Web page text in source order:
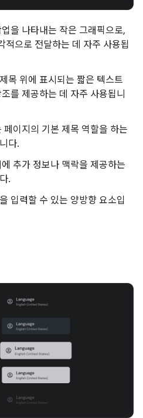
을 나타내는 작은 그래픽으로,
적으로 전달하는 데 자주 사용됩
목 위에 표시되는 짧은 텍스트
를 제공하는 데 자주 사용됩니
페이지의 기본 제목 역할을 하는
다.
추가 정보나 맥락을 제공하는
.
입력할 수 있는 양방향 요소입